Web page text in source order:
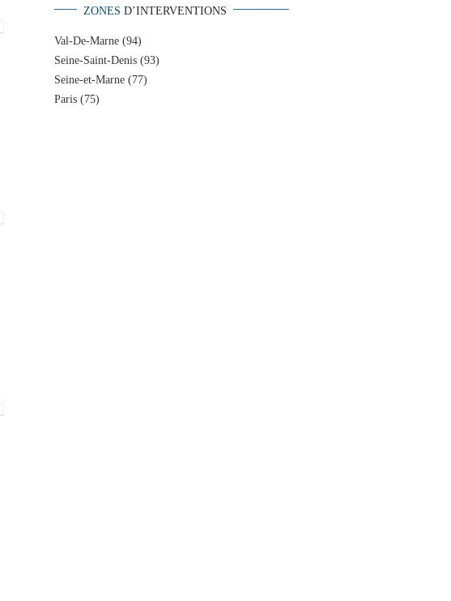
ZONES D’INTERVENTIONS
Val-De-Marne (94)
Seine-Saint-Denis (93)
Seine-et-Marne (77)
Paris (75)